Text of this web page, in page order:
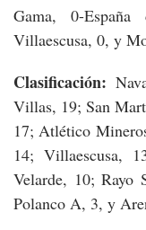
Gama, 0-
Villaescusa, 0, y
Clasificación:
Villas, 19; San
17; Atlético
14; Villaescusa,
Velarde, 10; Rayo
Polanco A, 3, y